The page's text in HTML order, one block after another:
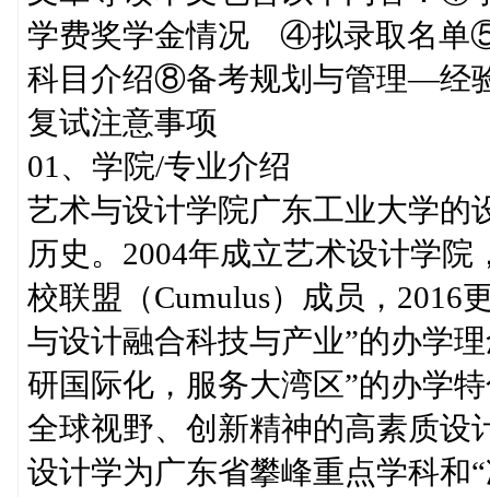
学费奖学金情况 ④拟录取名
科目介绍⑧备考规划与管理—
复试注意事项
01、学院/专业介绍
艺术与设计学院广东工业大学的
历史。2004年成立艺术设计学
校联盟（Cumulus）成员，2016
与设计融合科技与产业”的办学
研国际化，服务大湾区”的办学
全球视野、创新精神的高素质设
设计学为广东省攀峰重点学科和